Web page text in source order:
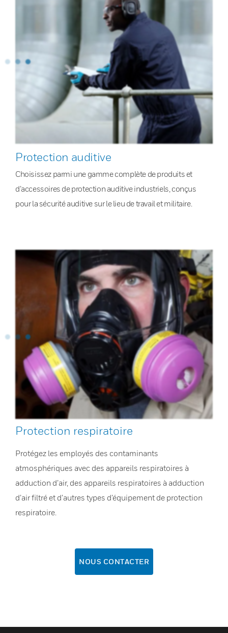
Protection auditive
Choisissez parmi une gamme complète de produits et
d’accessoires de protection auditive industriels, conçus
pour la sécurité auditive sur le lieu de travail et militaire.
Protection respiratoire
Protégez les employés des contaminants
atmosphériques avec des appareils respiratoires à
adduction d’air, des appareils respiratoires à adduction
d’air filtré et d’autres types d’équipement de protection
respiratoire.
NOUS CONTACTER